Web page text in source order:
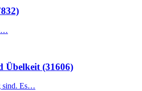
Übelkeit (31606)
sind. Es…